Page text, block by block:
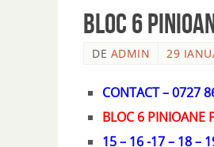
BLOC 6
DE ADMIN 29
CONTACT – 0727
BLOC 6 PINIOANE
15 – 16 -17 – 18 –